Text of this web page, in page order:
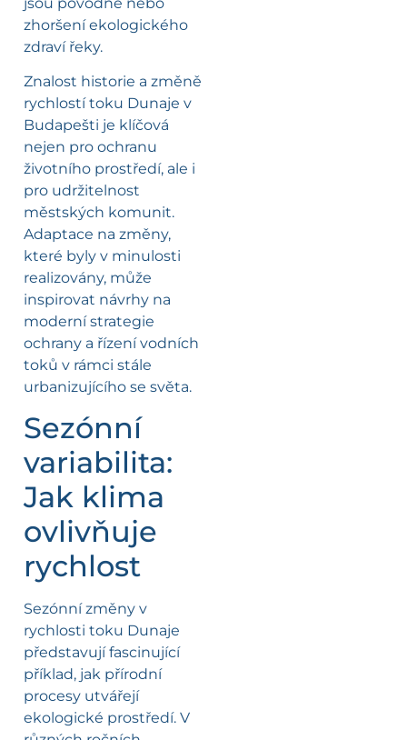
zhoršení ekologického
zdraví řeky.
Znalost historie a změně
rychlostí toku Dunaje v
Budapešti je klíčová
nejen pro ochranu
životního prostředí, ale i
pro udržitelnost
městských komunit.
Adaptace na změny,
které byly v minulosti
realizovány, může
inspirovat návrhy na
moderní strategie
ochrany a řízení vodních
toků v rámci stále
urbanizujícího se světa.
Sezónní
variabilita:
Jak klima
ovlivňuje
rychlost
Sezónní změny v
rychlosti toku Dunaje
představují fascinující
příklad, jak přírodní
procesy utvářejí
ekologické prostředí. V